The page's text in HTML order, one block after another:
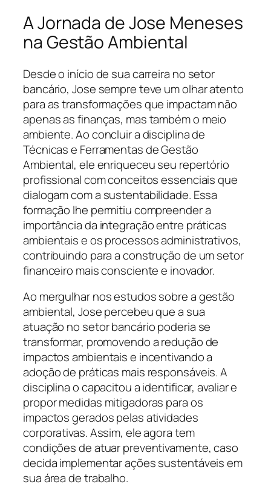
A Jornada de Jose Meneses
na Gestão Ambiental
Desde o início de sua carreira no setor
bancário, Jose sempre teve um olhar atento
para as transformações que impactam não
apenas as finanças, mas também o meio
ambiente. Ao concluir a disciplina de
Técnicas e Ferramentas de Gestão
Ambiental, ele enriqueceu seu repertório
profissional com conceitos essenciais que
dialogam com a sustentabilidade. Essa
formação lhe permitiu compreender a
importância da integração entre práticas
ambientais e os processos administrativos,
contribuindo para a construção de um setor
financeiro mais consciente e inovador.
Ao mergulhar nos estudos sobre a gestão
ambiental, Jose percebeu que a sua
atuação no setor bancário poderia se
transformar, promovendo a redução de
impactos ambientais e incentivando a
adoção de práticas mais responsáveis. A
disciplina o capacitou a identificar, avaliar e
propor medidas mitigadoras para os
impactos gerados pelas atividades
corporativas. Assim, ele agora tem
condições de atuar preventivamente, caso
decida implementar ações sustentáveis em
sua área de trabalho.